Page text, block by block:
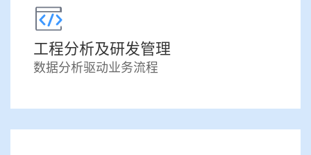
工程分析及研发管理
数据分析驱动业务流程